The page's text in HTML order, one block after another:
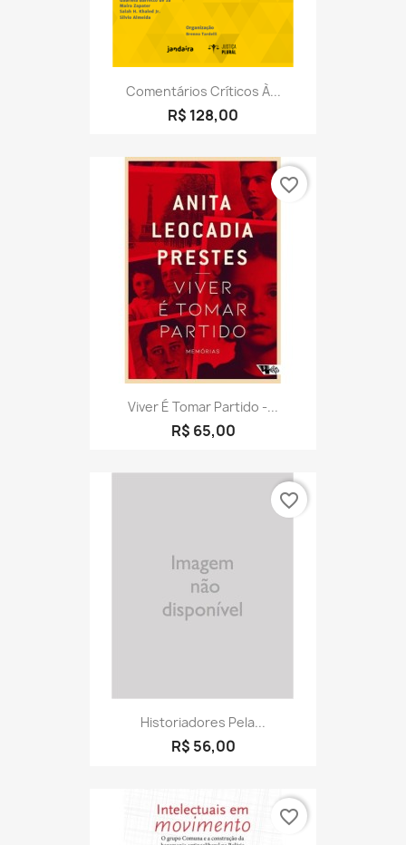
Comentários Críticos À...
R$ 128,00
Viver É Tomar Partido -...
R$ 65,00
favorite_border
Historiadores Pela...
R$ 56,00
favorite_border
favorite_border